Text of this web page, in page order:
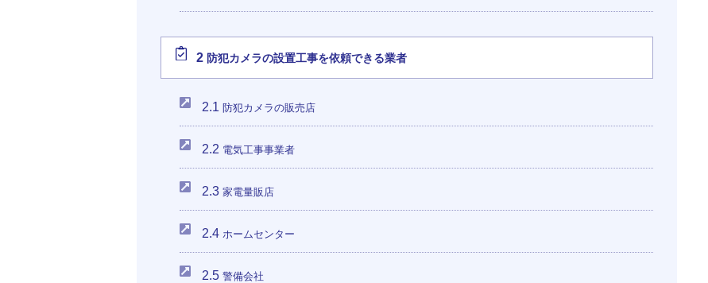
2 防犯カメラの設置工事を依頼できる業者
2.1 防犯カメラの販売店
2.2 電気工事事業者
2.3 家電量販店
2.4 ホームセンター
2.5 警備会社